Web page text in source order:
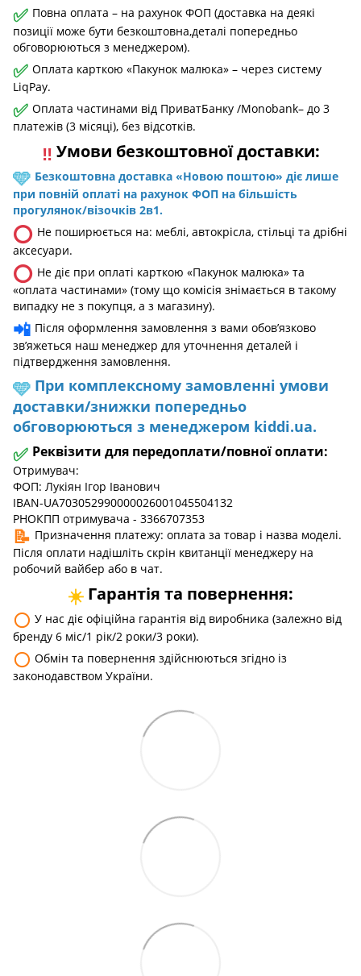
✅ Повна оплата – на рахунок ФОП (доставка на деякі
позиції може бути безкоштовна,деталі попередньо
обговорюються з менеджером).
✅ Оплата карткою «Пакунок малюка» – через систему
LiqPay.
✅ Оплата частинами від ПриватБанку /Monobank– до 3
платежів (3 місяці), без відсотків.
‼️ Умови безкоштовної доставки:
🩵 Безкоштовна доставка «Новою поштою» діє лише
при повній оплаті на рахунок ФОП на більшість
прогулянок/візочків 2в1.
⭕ Не поширюється на: меблі, автокрісла, стільці та дрібні
аксесуари.
⭕ Не діє при оплаті карткою «Пакунок малюка» та
«оплата частинами» (тому що комісія знімається в такому
випадку не з покупця, а з магазину).
📲 Після оформлення замовлення з вами обов’язково
зв’яжеться наш менеджер для уточнення деталей і
підтвердження замовлення.
🩵 При комплексному замовленні умови
доставки/знижки попередньо
обговорюються з менеджером kiddi.ua.
✅ Реквізити для передоплати/повної оплати:
Отримувач:
ФОП: Лукіян Ігор Іванович
IBAN-UA703052990000026001045504132
РНОКПП отримувача - 3366707353
📝 Призначення платежу: оплата за товар і назва моделі.
Після оплати надішліть скрін квитанції менеджеру на
робочий вайбер або в чат.
☀️ Гарантія та повернення:
⚪ У нас діє офіційна гарантія від виробника (залежно від
бренду 6 міс/1 рік/2 роки/3 роки).
⚪ Обмін та повернення здійснюються згідно із
законодавством України.